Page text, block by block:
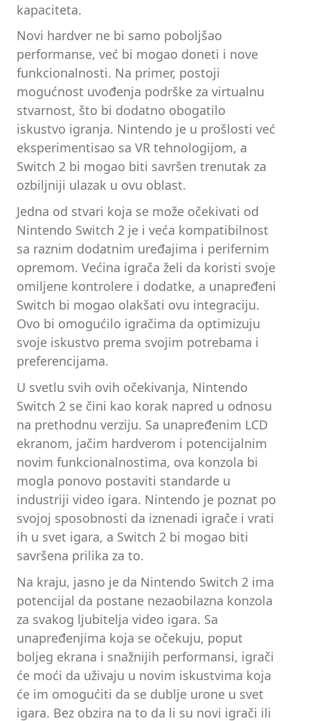
kapaciteta.
Novi hardver ne bi samo poboljšao
performanse, već bi mogao doneti i nove
funkcionalnosti. Na primer, postoji
mogućnost uvođenja podrške za virtualnu
stvarnost, što bi dodatno obogatilo
iskustvo igranja. Nintendo je u prošlosti već
eksperimentisao sa VR tehnologijom, a
Switch 2 bi mogao biti savršen trenutak za
ozbiljniji ulazak u ovu oblast.
Jedna od stvari koja se može očekivati od
Nintendo Switch 2 je i veća kompatibilnost
sa raznim dodatnim uređajima i perifernim
opremom. Većina igrača želi da koristi svoje
omiljene kontrolere i dodatke, a unapređeni
Switch bi mogao olakšati ovu integraciju.
Ovo bi omogućilo igračima da optimizuju
svoje iskustvo prema svojim potrebama i
preferencijama.
U svetlu svih ovih očekivanja, Nintendo
Switch 2 se čini kao korak napred u odnosu
na prethodnu verziju. Sa unapređenim LCD
ekranom, jačim hardverom i potencijalnim
novim funkcionalnostima, ova konzola bi
mogla ponovo postaviti standarde u
industriji video igara. Nintendo je poznat po
svojoj sposobnosti da iznenadi igrače i vrati
ih u svet igara, a Switch 2 bi mogao biti
savršena prilika za to.
Na kraju, jasno je da Nintendo Switch 2 ima
potencijal da postane nezaobilazna konzola
za svakog ljubitelja video igara. Sa
unapređenjima koja se očekuju, poput
boljeg ekrana i snažnijih performansi, igrači
će moći da uživaju u novim iskustvima koja
će im omogućiti da se dublje urone u svet
igara. Bez obzira na to da li su novi igrači ili